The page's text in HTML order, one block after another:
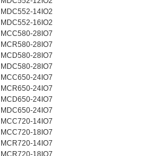
MDC552-14IO2
MDC552-16IO2
MCC580-28IO7
MCR580-28IO7
MCD580-28IO7
MDC580-28IO7
MCC650-24IO7
MCR650-24IO7
MCD650-24IO7
MDC650-24IO7
MCC720-14IO7
MCC720-18IO7
MCR720-14IO7
MCR720-18IO7